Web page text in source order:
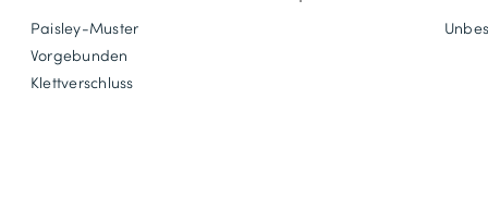
Paisley-Muster
Vorgebunden
Klettverschluss